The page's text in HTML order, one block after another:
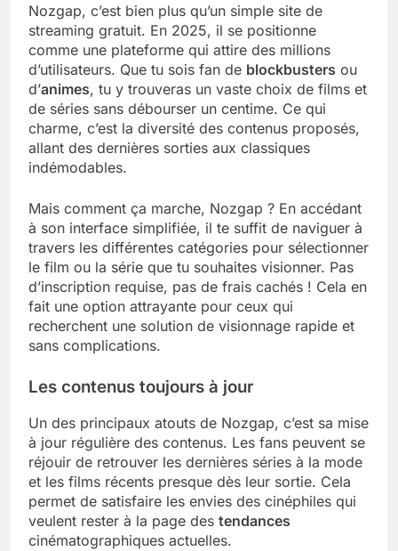
Nozgap, c’est bien plus qu’un simple site de
streaming gratuit. En 2025, il se positionne
comme une plateforme qui attire des millions
d’utilisateurs. Que tu sois fan de blockbusters ou
d’animes, tu y trouveras un vaste choix de films et
de séries sans débourser un centime. Ce qui
charme, c’est la diversité des contenus proposés,
allant des dernières sorties aux classiques
indémodables.
Mais comment ça marche, Nozgap ? En accédant
à son interface simplifiée, il te suffit de naviguer à
travers les différentes catégories pour sélectionner
le film ou la série que tu souhaites visionner. Pas
d’inscription requise, pas de frais cachés ! Cela en
fait une option attrayante pour ceux qui
recherchent une solution de visionnage rapide et
sans complications.
Les contenus toujours à jour
Un des principaux atouts de Nozgap, c’est sa mise
à jour régulière des contenus. Les fans peuvent se
réjouir de retrouver les dernières séries à la mode
et les films récents presque dès leur sortie. Cela
permet de satisfaire les envies des cinéphiles qui
veulent rester à la page des tendances
cinématographiques actuelles.